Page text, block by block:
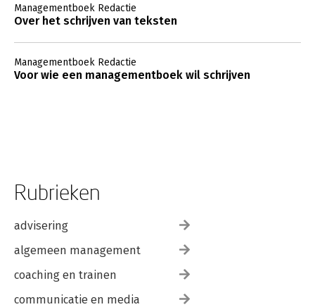
Managementboek Redactie
Over het schrijven van teksten
Managementboek Redactie
Voor wie een managementboek wil schrijven
Rubrieken
advisering
algemeen management
coaching en trainen
communicatie en media